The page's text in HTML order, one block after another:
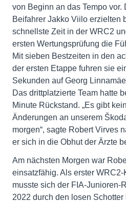
von Beginn an das Tempo vor.
Beifahrer Jakko Viilo erzielten
schnellste Zeit in der WRC2
ersten Wertungsprüfung die
Mit sieben Bestzeiten in den
der ersten Etappe fuhren sie
Sekunden auf Georg
Das drittplatzierte Team hatte
Minute Rückstand. „Es gibt
Änderungen an unserem
morgen“, sagte Robert Virves
er sich in die Obhut der Ärzte
Am nächsten Morgen war
einsatzfähig. Als erster
musste sich der FIA-Junioren-
2022 durch den losen